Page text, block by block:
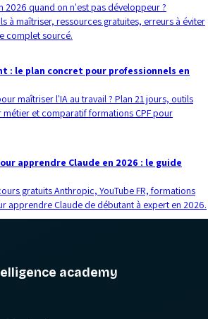
2026 quand on n'est pas développeur ?
à maîtriser, ressources gratuites, erreurs à éviter
complet sourcé.
: le plan concret pour professionnels en
maîtriser l'IA au travail ? Plan 21 jours, outils
et comparatif formations CPF pour
apprendre Claude en 2026 : le guide
gratuits Anthropic, YouTube FR, formations
apprendre Claude de débutant à expert en 2026.
academy